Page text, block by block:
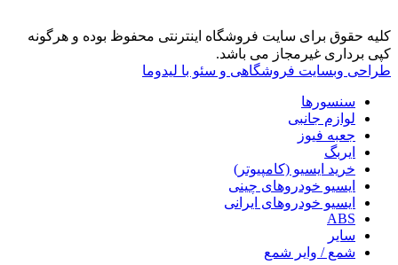
کلیه حقوق برای سایت فروشگاه اینترنتی محفوظ بوده و هرگونه
کپی برداری غیرمجاز می باشد.
طراحی وبسایت فروشگاهی و سئو با لیدوما
سنسورها
لوازم جانبی
جعبه فیوز
ایربگ
خرید ایسیو (کامپیوتر)
ایسیو خودروهای چینی
ایسیو خودروهای ایرانی
ABS
سایر
شمع / وایر شمع